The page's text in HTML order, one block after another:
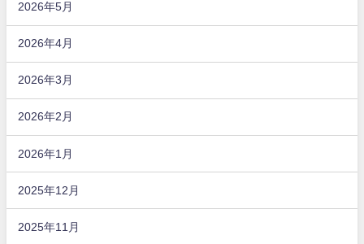
2026年5月
2026年4月
2026年3月
2026年2月
2026年1月
2025年12月
2025年11月